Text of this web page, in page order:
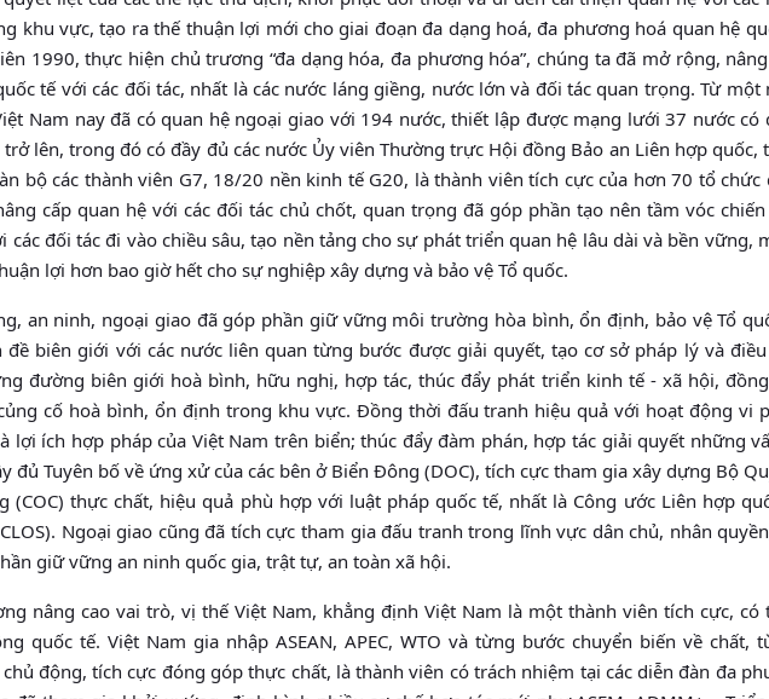
khu vực, tạo ra thế thuận lợi mới cho giai đoạn đa dạng hoá, đa phương hoá quan hệ
1990, thực hiện chủ trương “đa dạng hóa, đa phương hóa”, chúng ta đã mở rộng,
tế với các đối tác, nhất là các nước láng giềng, nước lớn và đối tác quan trọng. Từ một
Nam nay đã có quan hệ ngoại giao với 194 nước, thiết lập được mạng lưới 37 nước có
lên, trong đó có đầy đủ các nước Ủy viên Thường trực Hội đồng Bảo an Liên hợp quốc,
bộ các thành viên G7, 18/20 nền kinh tế G20, là thành viên tích cực của hơn 70 tổ chức
cấp quan hệ với các đối tác chủ chốt, quan trọng đã góp phần tạo nên tầm vóc
các đối tác đi vào chiều sâu, tạo nền tảng cho sự phát triển quan hệ lâu dài và bền vững,
lợi hơn bao giờ hết cho sự nghiệp xây dựng và bảo vệ Tổ quốc.
an ninh, ngoại giao đã góp phần giữ vững môi trường hòa bình, ổn định, bảo vệ Tổ
đề biên giới với các nước liên quan từng bước được giải quyết, tạo cơ sở pháp lý và
đường biên giới hoà bình, hữu nghị, hợp tác, thúc đẩy phát triển kinh tế - xã hội,
cố hoà bình, ổn định trong khu vực. Đồng thời đấu tranh hiệu quả với hoạt động vi
lợi ích hợp pháp của Việt Nam trên biển; thúc đẩy đàm phán, hợp tác giải quyết những
đủ Tuyên bố về ứng xử của các bên ở Biển Đông (DOC), tích cực tham gia xây dựng Bộ
(COC) thực chất, hiệu quả phù hợp với luật pháp quốc tế, nhất là Công ước Liên hợp
Ngoại giao cũng đã tích cực tham gia đấu tranh trong lĩnh vực dân chủ, nhân
giữ vững an ninh quốc gia, trật tự, an toàn xã hội.
nâng cao vai trò, vị thế Việt Nam, khẳng định Việt Nam là một thành viên tích cực, có
quốc tế. Việt Nam gia nhập ASEAN, APEC, WTO và từng bước chuyển biến về chất,
động, tích cực đóng góp thực chất, là thành viên có trách nhiệm tại các diễn đàn đa